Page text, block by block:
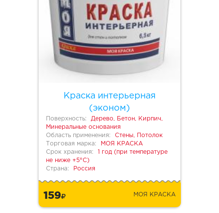
Краска интерьерная
(эконом)
Поверхность:
Дерево, Бетон, Кирпич,
Минеральные основания
Область применения:
Стены, Потолок
Торговая марка:
МОЯ КРАСКА
Срок хранения:
1 год (при температуре
не ниже +5°С)
Страна:
Россия
159 МОЯ КРАСКА